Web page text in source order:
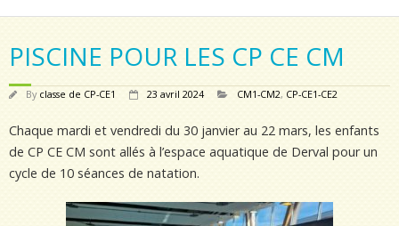
PISCINE POUR LES CP CE CM
By classe de CP-CE1 23 avril 2024 CM1-CM2, CP-CE1-CE2
Chaque mardi et vendredi du 30 janvier au 22 mars, les enfants
de CP CE CM sont allés à l’espace aquatique de Derval pour un
cycle de 10 séances de natation.